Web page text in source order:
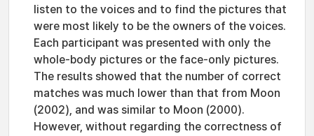
listen to the voices and to find the pictures that
were most likely to be the owners of the voices.
Each participant was presented with only the
whole-body pictures or the face-only pictures.
The results showed that the number of correct
matches was much lower than that from Moon
(2002), and was similar to Moon (2000).
However, without regarding the correctness of